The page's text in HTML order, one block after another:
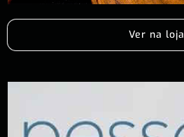
Ver na loja